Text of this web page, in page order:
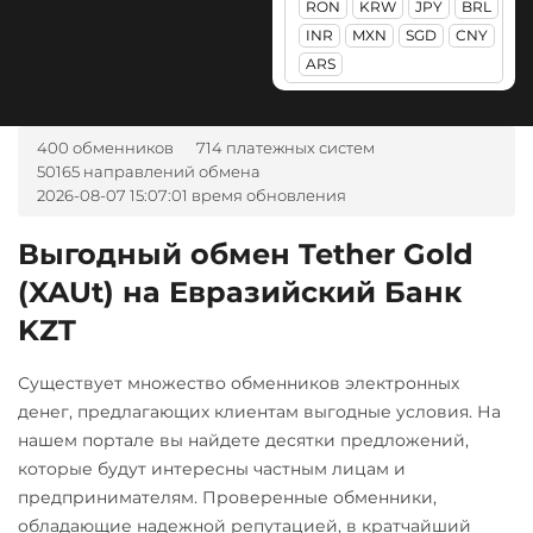
Qtum
Ravencoin (RVN)
Shib
ERC20 BEP20
Solana (SOL)
StableUSD (USDS)
Starknet (STRK)
Stellar (XLM)
Sui
Россельхоз банк RUB
Русский Стандарт RUB
RUB
СБП RUB
Тинькофф
УкрСиббанк UAH
Центр Кредит KZT
Элкарт KGS
Ravencoin (RVN)
Ripple (XRP)
Starknet (STRK)
Stellar (XLM)
Terra (LUNA)
Tether (USDT)
ARB
OP
Беларусбанк BYN
ВТБ Банк RUB
Евразийский Банк KZT
ЕРИП Расчет BYN
Карта UZCARD UZS
USD RUB EUR
KZT
GBP CNY
THB
JPY
TRY CAD
HKD
PLN
INR VND
AED
GEL AUD
IDR
NZD KRW
PKR
RON
KRW JPY
BRL
INR
MXN SGD
CNY
ARS
400 обменников
714 платежных систем
50165 направлений обмена
2026-08-07 15:07:01 время обновления
Выгодный обмен Tether Gold
(XAUt) на Евразийский Банк
KZT
Существует множество обменников электронных
денег, предлагающих клиентам выгодные условия. На
нашем портале вы найдете десятки предложений,
которые будут интересны частным лицам и
предпринимателям. Проверенные обменники,
обладающие надежной репутацией, в кратчайший